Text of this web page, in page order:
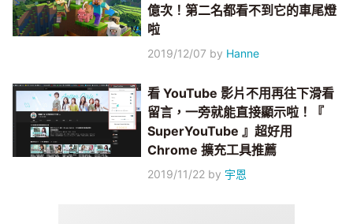
億次！第二名都看不到它的車尾燈
啦
2019/12/07 by Hanne
看 YouTube 影片不用再往下滑看
留言，一旁就能直接顯示啦！『
SuperYouTube 』超好用
Chrome 擴充工具推薦
2019/11/22 by 宇恩